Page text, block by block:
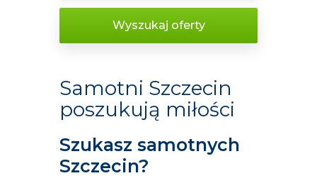
Wyszukaj oferty
Samotni Szczecin
poszukują miłości
Szukasz samotnych
Szczecin?